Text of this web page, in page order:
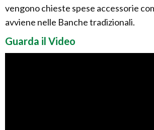
vengono chieste spese accessorie
avviene nelle Banche tradizionali.
Guarda il Video